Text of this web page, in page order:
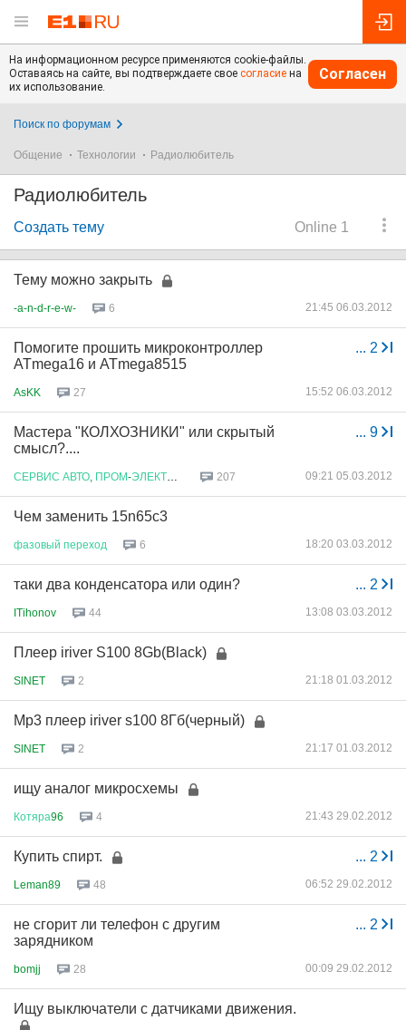
На информационном ресурсе применяются cookie-файлы.
Оставаясь на сайте, вы подтверждаете свое согласие на
их использование.
Согласен
Поиск по форумам
Общение Технологии Радиолюбитель
Радиолюбитель
Online 1
Создать тему
Тему можно закрыть
-a-n-d-r-e-w- 6 21:45 06.03.2012
... 2
Помогите прошить микроконтроллер
ATmega16 и ATmega8515
AsKK 27 15:52 06.03.2012
... 9
Мастера "КОЛХОЗНИКИ" или скрытый
смысл?....
СЕРВИС АВТО ПРОМ-ЭЛЕКТРОНИКИ 207 09:21 05.03.2012
Чем заменить 15n65c3
фазовый переход 6 18:20 03.03.2012
... 2
таки два конденсатора или один?
ITihonov 44 13:08 03.03.2012
Плеер iriver S100 8Gb(Black)
SlNET 2 21:18 01.03.2012
Mp3 плеер iriver s100 8Гб(черный)
SlNET 2 21:17 01.03.2012
ищу аналог микросхемы
Котяра96 4 21:43 29.02.2012
... 2
Купить спирт.
Leman89 48 06:52 29.02.2012
... 2
не сгорит ли телефон с другим
зарядником
bomjj 28 00:09 29.02.2012
Ищу выключатели с датчиками движения.